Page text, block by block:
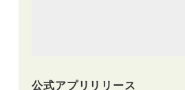
公式アプリリリース